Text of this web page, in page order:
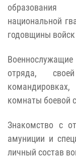
национальной
годовщины
отряда,
комнаты боевой
Знакомство с
амуниции и
личный состав